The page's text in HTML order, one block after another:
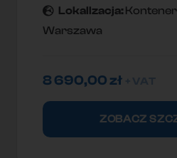
Lokallzacja:
Warszawa
8 690,00zł
ZOBACZ